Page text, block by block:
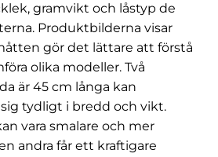
gramvikt och låstyp de
Produktbilderna visar
gör det lättare att förstå
olika modeller. Två
är 45 cm långa kan
tydligt i bredd och vikt.
vara smalare och mer
andra får ett kraftigare